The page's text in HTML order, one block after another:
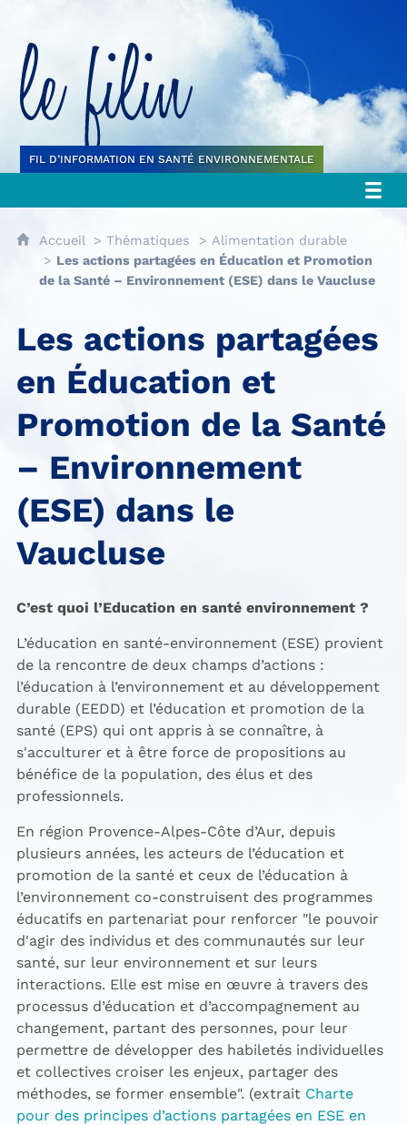
FIL D’INFORMATION EN SANTÉ ENVIRONNEMENTALE
Accueil Thématiques
Alimentation durable
Les actions partagées en Éducation et Promotion
de la Santé – Environnement (ESE) dans le Vaucluse
Les actions partagées
en Éducation et
Promotion de la Santé
– Environnement
(ESE) dans le
Vaucluse
C’est quoi l’Education en santé environnement ?
L’éducation en santé-environnement (ESE) provient
de la rencontre de deux champs d’actions :
l’éducation à l’environnement et au développement
durable (EEDD) et l’éducation et promotion de la
santé (EPS) qui ont appris à se connaître, à
s'acculturer et à être force de propositions au
bénéfice de la population, des élus et des
professionnels.
En région Provence-Alpes-Côte d’Aur, depuis
plusieurs années, les acteurs de l’éducation et
promotion de la santé et ceux de l’éducation à
l’environnement co-construisent des programmes
éducatifs en partenariat pour renforcer "le pouvoir
d'agir des individus et des communautés sur leur
santé, sur leur environnement et sur leurs
interactions. Elle est mise en œuvre à travers des
processus d’éducation et d’accompagnement au
changement, partant des personnes, pour leur
permettre de développer des habiletés individuelles
et collectives croiser les enjeux, partager des
méthodes, se former ensemble". (extrait Charte
pour des principes d’actions partagées en ESE en